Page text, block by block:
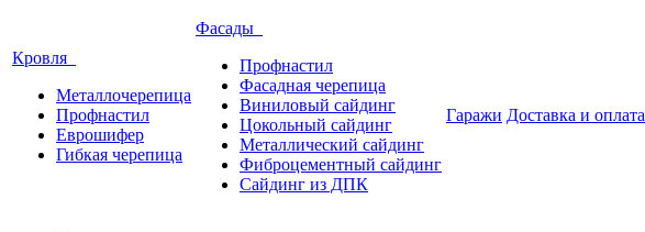
Кровля
Металлочерепица
Профнастил
Еврошифер
Гибкая черепица
Фасады
Профнастил
Фасадная черепица
Виниловый сайдинг
Цокольный сайдинг
Металлический сайдинг
Фиброцементный сайдинг
Сайдинг из ДПК
Гаражи Доставка и оплата